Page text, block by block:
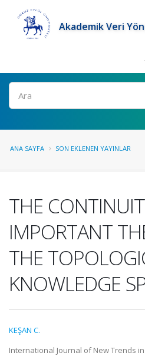
Akademik Veri
Ara
ANA SAYFA SON EKLENEN YAYINLAR
THE
IMPORTANT
THE
KNOWLEDGE
KEŞAN C.
International Journal of New Trends